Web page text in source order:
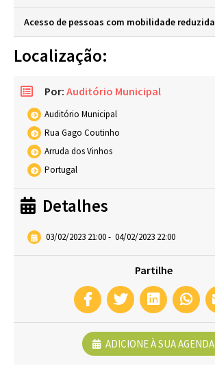
Acesso de pessoas com mobilidade reduzida
Localização:
Por: Auditório Municipal
Auditório Municipal
Rua Gago Coutinho
Arruda dos Vinhos
Portugal
Detalhes
03/02/2023 21:00- 04/02/2023 22:00
Partilhe
ADICIONE À SUA AGENDA